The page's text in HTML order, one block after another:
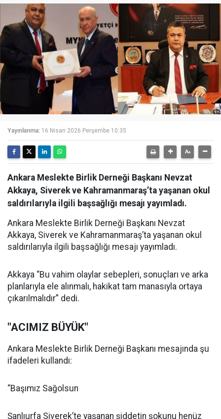
Yayınlanma: 16 Nisan 2026 Perşembe 10:35
Ankara Meslekte Birlik Derneği Başkanı Nevzat
Akkaya, Siverek ve Kahramanmaraş’ta yaşanan okul
saldırılarıyla ilgili başsağlığı mesajı yayımladı.
Ankara Meslekte Birlik Derneği Başkanı Nevzat
Akkaya, Siverek ve Kahramanmaraş’ta yaşanan okul
saldırılarıyla ilgili başsağlığı mesajı yayımladı.
Akkaya “Bu vahim olaylar sebepleri, sonuçları ve arka
planlarıyla ele alınmalı, hakikat tam manasıyla ortaya
çıkarılmalıdır” dedi.
"ACIMIZ BÜYÜK"
Ankara Meslekte Birlik Derneği Başkanı mesajında şu
ifadeleri kullandı:
“Başımız Sağolsun
Şanlıurfa Siverek’te yaşanan şiddetin şokunu henüz